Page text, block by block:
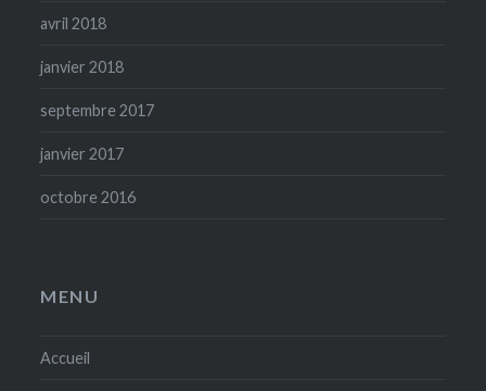
avril 2018
janvier 2018
septembre 2017
janvier 2017
octobre 2016
MENU
Accueil